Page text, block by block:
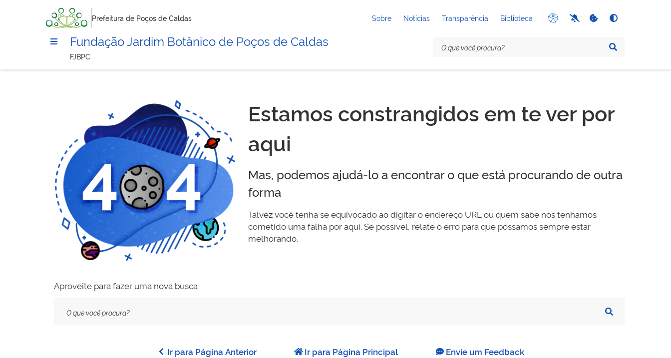
Prefeitura de Poços de Caldas Sobre Notícias Transparência Biblioteca
Fundação Jardim Botânico de Poços de Caldas
FJBPC
Estamos constrangidos em te ver por
aqui
Mas, podemos ajudá-lo a encontrar o que está procurando de outra
forma
Talvez você tenha se equivocado ao digitar o endereço URL ou quem sabe nós tenhamos
cometido uma falha por aqui. Se possível, relate o erro para que possamos sempre estar
melhorando.
Aproveite para fazer uma nova busca
Ir para Página Anterior Ir para Página Principal Envie um Feedback